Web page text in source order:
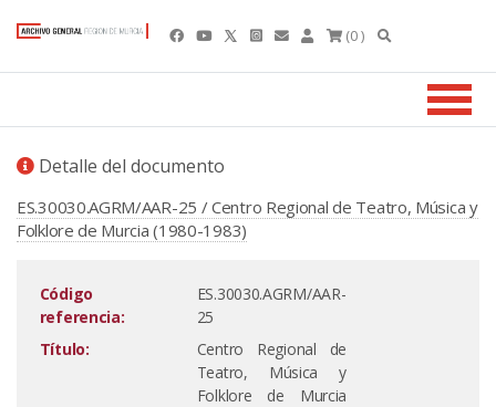
(0 )
Detalle del documento
ES.30030.AGRM/AAR-25 / Centro Regional de Teatro, Música y
Folklore de Murcia (1980-1983)
Código
referencia:
ES.30030.AGRM/AAR-
25
Título:
Centro Regional de
Teatro, Música y
Folklore de Murcia